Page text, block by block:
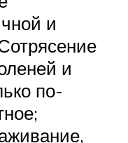
и
и
по­